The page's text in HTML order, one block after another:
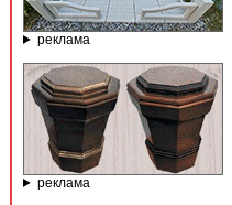
реклама
реклама